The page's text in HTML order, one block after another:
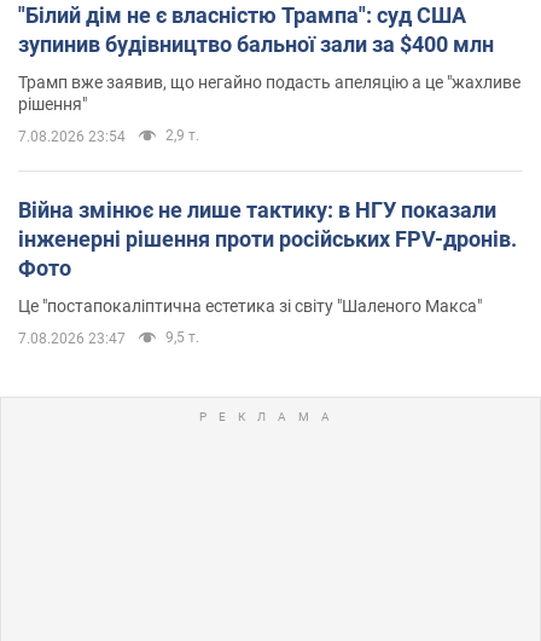
"Білий дім не є власністю Трампа": суд США
зупинив будівництво бальної зали за $400 млн
Трамп вже заявив, що негайно подасть апеляцію а це "жахливе
рішення"
7.08.2026 23:54 2,9 т.
Війна змінює не лише тактику: в НГУ показали
інженерні рішення проти російських FPV-дронів.
Фото
Це "постапокаліптична естетика зі світу "Шаленого Макса"
7.08.2026 23:47 9,5 т.